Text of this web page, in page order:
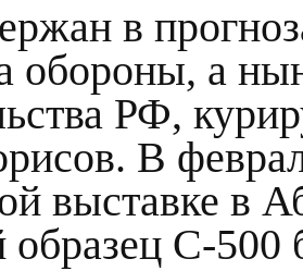
в
обороны, а
РФ,
В
выставке в
С-500